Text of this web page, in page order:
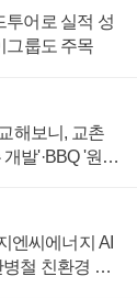
투어로 실적 성
그룹도 주목
해보니, 교촌
발'·BBQ '원가
엔씨에너지 AI
철 친환경 에